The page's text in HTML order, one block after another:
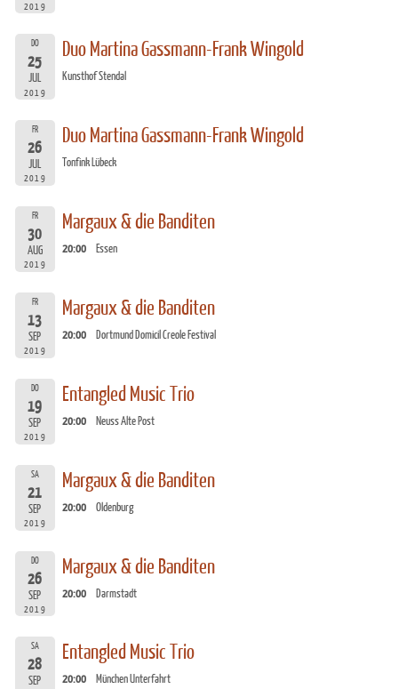
2019
DO
25
JUL
2019
Duo Martina Gassmann-Frank Wingold
Kunsthof Stendal
FR
26
JUL
2019
Duo Martina Gassmann-Frank Wingold
Tonfink Lübeck
FR
30
AUG
2019
Margaux & die Banditen
20:00 Essen
FR
13
SEP
2019
Margaux & die Banditen
20:00 Dortmund Domicil Creole Festival
DO
19
SEP
2019
Entangled Music Trio
20:00 Neuss Alte Post
SA
21
SEP
2019
Margaux & die Banditen
20:00 Oldenburg
DO
26
SEP
2019
Margaux & die Banditen
20:00 Darmstadt
SA
28
SEP
Entangled Music Trio
20:00 München Unterfahrt